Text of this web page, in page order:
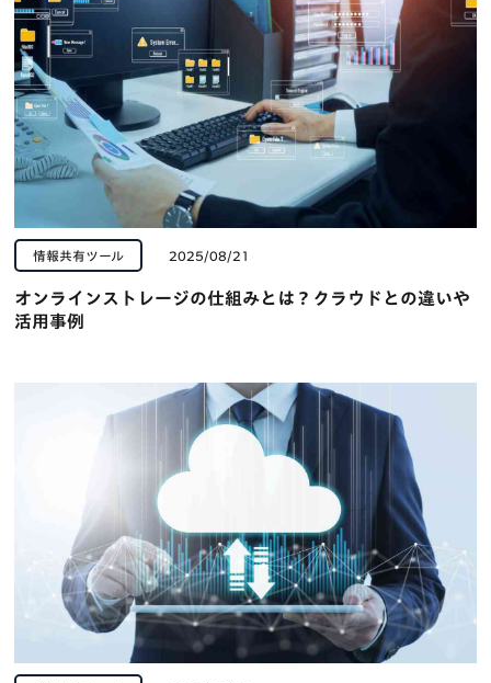
情報共有ツール 2025/08/21
オンラインストレージの仕組みとは？クラウドとの違いや
活用事例